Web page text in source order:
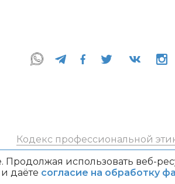
Кодекс профессиональной
Продолжая использовать веб-
и даёте согласие на обработку